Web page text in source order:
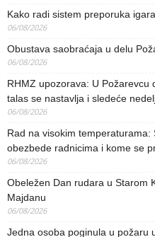
Kako radi sistem preporuka
06/08/2026
Obustava saobraćaja u delu
06/08/2026
RHMZ upozorava: U Požarevcu
talas se nastavlja i sledeće
06/08/2026
Rad na visokim temperaturama:
obezbede radnicima i kome se
06/08/2026
Obeležen Dan rudara u Starom
Majdanu
06/08/2026
Jedna osoba poginula u požaru